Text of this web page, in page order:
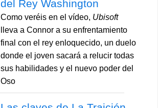
del Rey Washington
Como veréis en el vídeo, Ubisoft
lleva a Connor a su enfrentamiento
final con el rey enloquecido, un duelo
donde el joven sacará a relucir todas
sus habilidades y el nuevo poder del
Oso